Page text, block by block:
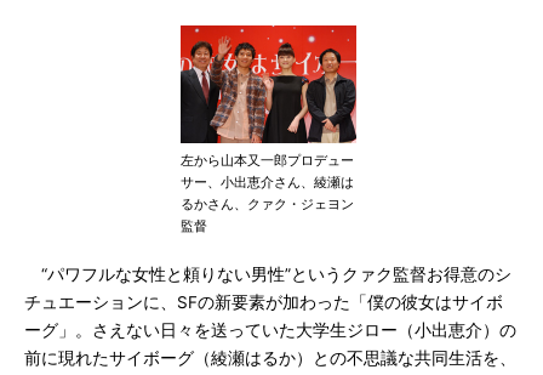
左から山本又一郎プロデュー
サー、小出恵介さん、綾瀬は
るかさん、クァク・ジェヨン
監督
“パワフルな女性と頼りない男性”というクァク監督お得意のシ
チュエーションに、SFの新要素が加わった「僕の彼女はサイボ
ーグ」。さえない日々を送っていた大学生ジロー（小出恵介）の
前に現れたサイボーグ（綾瀬はるか）との不思議な共同生活を、